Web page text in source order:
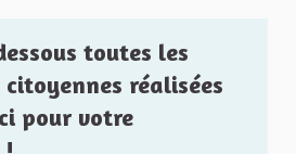
toutes les
réalisées
pour votre